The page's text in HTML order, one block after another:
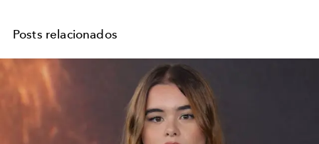
Posts relacionados